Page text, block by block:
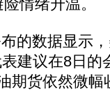
情绪升温。
数据显示，
建议在8日的
期货依然微幅